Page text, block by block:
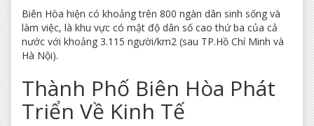
Biên Hòa hiện có khoảng trên 800 ngàn dân sinh sống và
làm việc, là khu vực có mật độ dân số cao thứ ba của cả
nước với khoảng 3.115 người/km2 (sau TP.Hồ Chí Minh và
Hà Nội).
Thành Phố Biên Hòa Phát
Triển Về Kinh Tế